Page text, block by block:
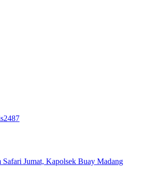
2487
Jumat, Kapolsek Buay Madang